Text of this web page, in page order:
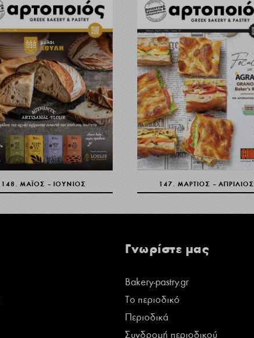
148. ΜΆΙΟΣ – ΙΟΎΝΙΟΣ 147. ΜΆΡΤΙΟΣ – ΑΠΡΊΛΙΟΣ
Γνωρίστε μας
Bakery-pastry.gr
Το περιοδικό
Περιοδικά
Συνδρομή περιοδικού